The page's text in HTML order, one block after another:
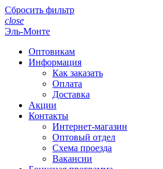
Сбросить фильтр
close
Эль-Монте
Оптовикам
Информация
Как заказать
Оплата
Доставка
Акции
Контакты
Интернет-магазин
Оптовый отдел
Схема проезда
Вакансии